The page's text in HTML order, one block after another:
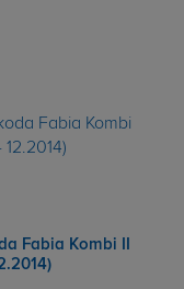
Fabia Kombi II